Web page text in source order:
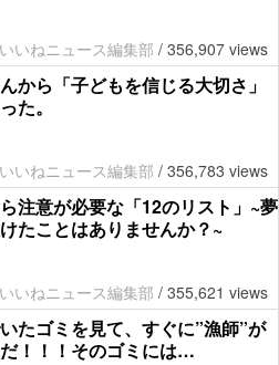
いいねニュース編集部 / 356,907 views
から「子どもを信じる大切さ」
た。
いいねニュース編集部 / 356,783 views
注意が必要な「12のリスト」~夢
たことはありませんか？~
いいねニュース編集部 / 355,621 views
たゴミを見て、すぐに”漁師”が
！！！そのゴミには…